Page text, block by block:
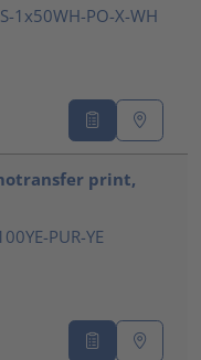
1x50WH-PO-X-WH
print,
PUR-YE